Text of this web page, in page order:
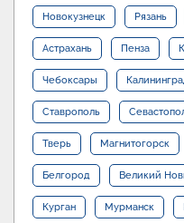
Новокузнецк Рязань
Астрахань Пенза
Чебоксары
Ставрополь
Тверь Магнитогорск
Белгород Великий
Курган Мурманск